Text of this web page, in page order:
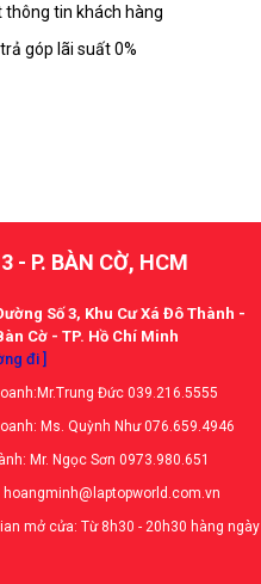
thông tin khách hàng
góp lãi suất 0%
- P. BÀN CỜ, HCM
Số 3, Khu Cư Xá Đô Thành -
Cờ - TP. Hồ Chí Minh
đi ]
Đức 039.216.5555
Ms. Quỳnh Như 076.659.4946
Mr. Ngọc Sơn 0973.980.651
hoangminh@laptopworld.com.vn
mở cửa: Từ 8h30 - 20h30 hàng ngày